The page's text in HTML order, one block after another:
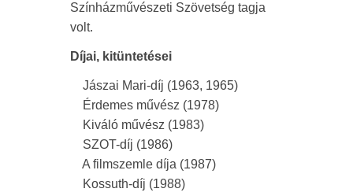
Színházművészeti Szövetség tagja
volt.
Díjai, kitüntetései
Jászai Mari-díj (1963, 1965)
Érdemes művész (1978)
Kiváló művész (1983)
SZOT-díj (1986)
A filmszemle díja (1987)
Kossuth-díj (1988)